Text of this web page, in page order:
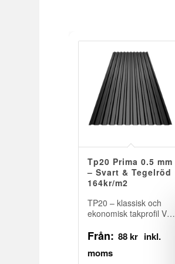
Tp20 Prima 0.5 mm
– Svart & Tegelröd
164kr/m2
TP20 – klassisk och
ekonomisk takprofil Vår
takprofil som passar
på…
Från: 88kr